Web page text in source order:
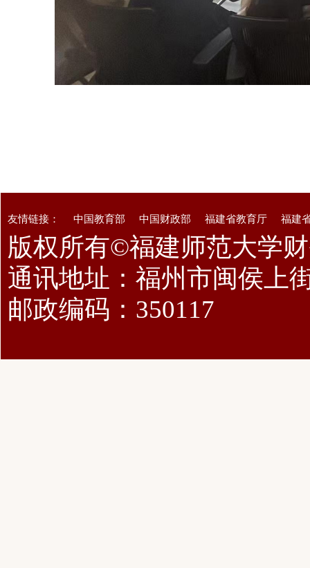
友情链接： 中国教育部 中国财政部 福建省教育厅 福建
版权所有©福建师范大学
通讯地址：福州市闽侯上
邮政编码：350117